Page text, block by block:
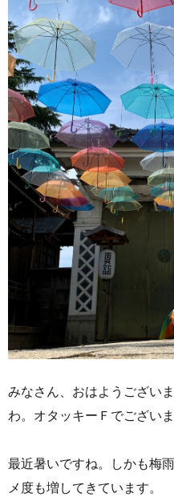
みなさん、おはようござい
わ。オタッキーＦでございま
最近暑いですね。しかも梅
メ度も増してきています。